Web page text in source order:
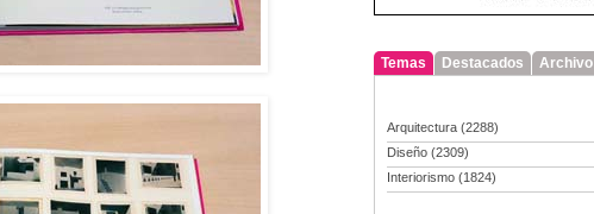
Temas Destacados Archivo
Arquitectura (2288)
Diseño (2309)
Interiorismo (1824)